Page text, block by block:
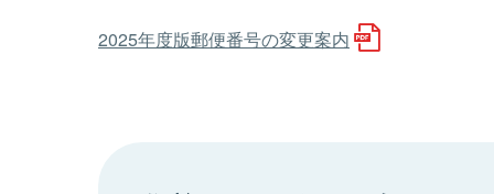
2025年度版郵便番号の変更案内